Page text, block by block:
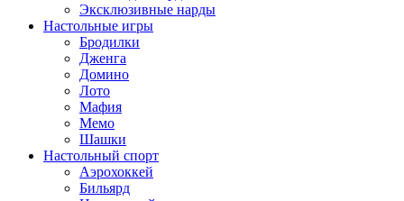
Эксклюзивные нарды
Настольные игры
Бродилки
Дженга
Домино
Лото
Мафия
Мемо
Шашки
Настольный спорт
Аэрохоккей
Бильярд